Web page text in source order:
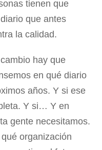
tienen que
que antes
la calidad.
hay que
en qué diario
años. Y si ese
Y si… Y en
gente necesitamos.
organización